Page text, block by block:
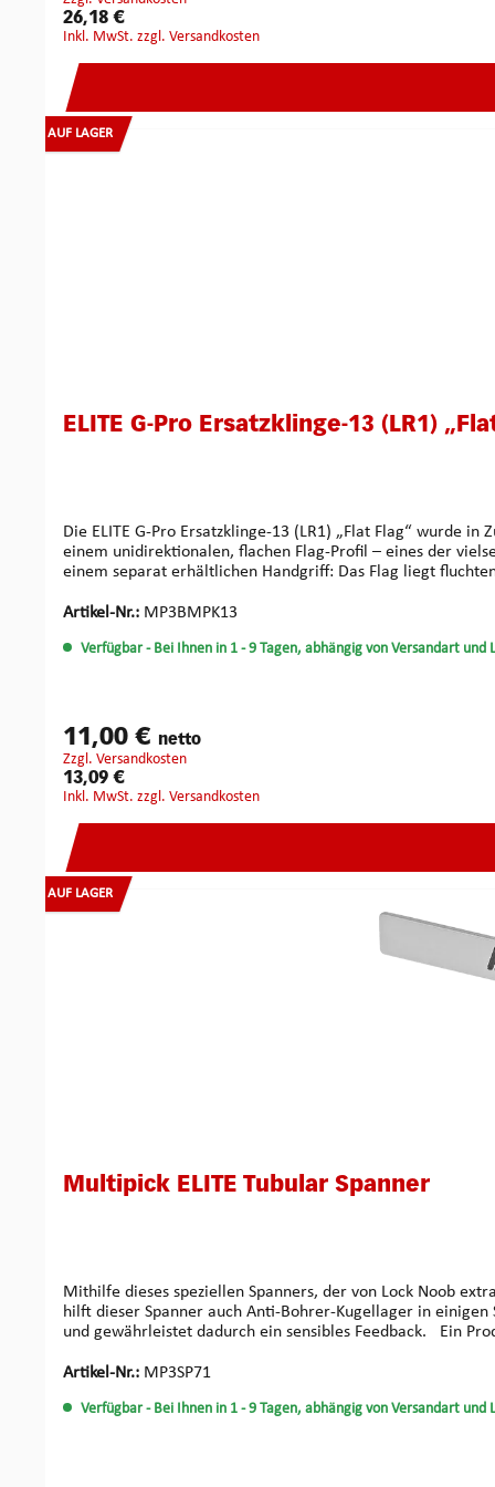
26,18 €
inkl. MwSt. zzgl. Versandkosten
AUF LAGER
ELITE G-Pro Ersatzklinge-13 (LR1)
Die ELITE G-Pro Ersatzklinge-13 (LR1) „Flat Flag“ wurde
einem unidirektionalen, flachen Flag-Profil – eines der vielseitigsten Designs für die
einem separat erhältlichen Handgriff: Das Flag liegt
mehreren Stiftreihen – etwa oben/unten oder nebeneinander – ein entscheidender Vorteil. Dank der beidseitigen
komplexen Schließsystemen sind die Vorteile dieses Picks. Daten: Fähnchenlänge: 2 mm Fähnchenbreite: 2.5 mm Fähnchenausladung: 0.00 mm Fähnchenausladung: 0.00 mm
Artikel-Nr.: MP3BMPK13
Verfügbar - Bei Ihnen in 1 - 9 Tagen, abhängig von Versandart und
11,00 € netto
zzgl. Versandkosten
13,09 €
inkl. MwSt. zzgl. Versandkosten
AUF LAGER
Multipick ELITE Tubular Spanner
Mithilfe dieses speziellen Spanners, der von Lock Noob
hilft dieser Spanner auch Anti-Bohrer-Kugellager in einigen Schlössern zu überwinden. Dieser Spanner wird aus dem für die
und
Artikel-Nr.: MP3SP71
Verfügbar - Bei Ihnen in 1 - 9 Tagen, abhängig von Versandart und